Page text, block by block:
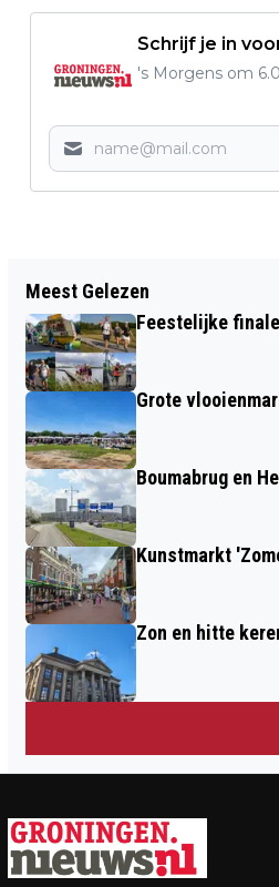
Schrijf je in
's Morgens om
GEMEENTERAAD
POPZAAL,
EN CULTURELE
Meest Gelezen
Feestelijke
Grote
Boumabrug en
Kunstmarkt
Zon en hitte